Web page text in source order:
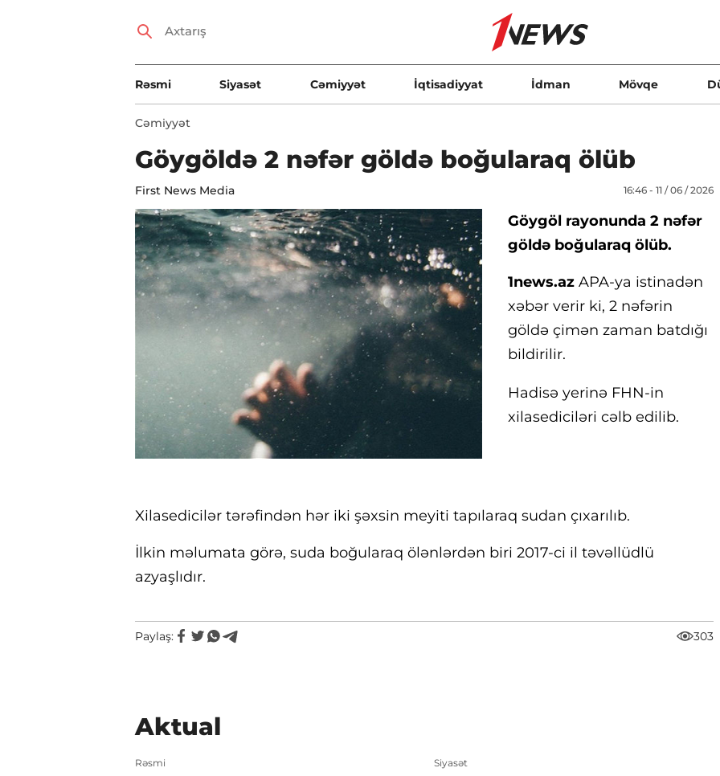
Rəsmi Siyasət Cəmiyyət İqtisadiyyat İdman Mövqe
Cəmiyyət
Göygöldə 2 nəfər göldə boğularaq ölüb
First News Media 16:46 - 11 / 06 / 2026
Göygöl rayonunda 2 nəfər
göldə boğularaq ölüb.
1news.az APA-ya istinadən
xəbər verir ki, 2 nəfərin
göldə çimən zaman batdığı
bildirilir.
Hadisə yerinə FHN-in
xilasediciləri cəlb edilib.
Xilasedicilər tərəfindən hər iki şəxsin meyiti tapılaraq sudan çıxarılıb.
İlkin məlumata görə, suda boğularaq ölənlərdən biri 2017-ci il təvəllüdlü
azyaşlıdır.
Paylaş: 303
Aktual
Rəsmi Siyasət